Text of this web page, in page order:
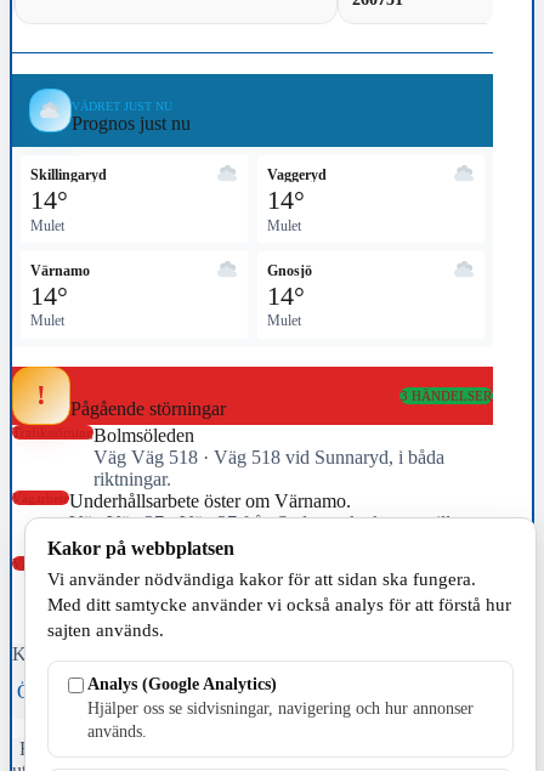
VÄDRET JUST NU
Prognos just nu
Skillingaryd
14°
Mulet
Vaggeryd
14°
Mulet
Värnamo
14°
Mulet
Gnosjö
14°
Mulet
! Pågående störningar
3 HÄNDELSER
TrafikstörningBolmsöleden
Väg Väg 518 · Väg 518 vid Sunnaryd, i båda
riktningar.
VägarbeteUnderhållsarbete öster om Värnamo.
Väg Väg 27 · Väg 27 från Sydsvenska krysset till
Voxtorp båda riktningarna i Jönköpings län (F)
Vägarbete
Väg E4 · E4 från Trafikplats Strömsnäs-Traryd (76) till
Trafikplats Hornsborg (77) i riktning mot Värnamo i
Kronobergs län (G)
Källa: Trafikverket · uppdaterad 06:24
Öppna trafikhubben → Trafikverket →
Fristående webbtidningsföretag grundat 1991 som sedan 2002 ger
Kakor på webbplatsen
Vi använder nödvändiga kakor för att sidan ska fungera.
Med ditt samtycke använder vi också analys för att förstå hur
sajten används.
Analys (Google Analytics)
Hjälper oss se sidvisningar, navigering och hur annonser
används.